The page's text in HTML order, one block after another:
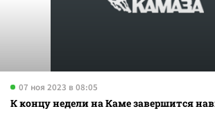
07 ноя 2023 в 08:05
К концу недели на Каме завершится